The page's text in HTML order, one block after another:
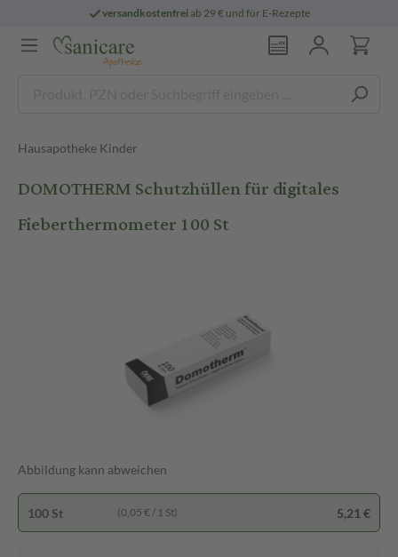
versandkostenfreiab 29 € und für E-Rezepte
Hausapotheke Kinder
DOMOTHERM Schutzhüllen für digitales
Fieberthermometer 100 St
Abbildung kann abweichen
100 St (0,05 € / 1 St) 5,21 €